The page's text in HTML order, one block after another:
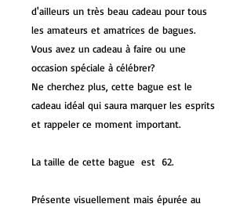
d'ailleurs un très beau cadeau pour tous
les amateurs et amatrices de bagues.
Vous avez un cadeau à faire ou une
occasion spéciale à célébrer?
Ne cherchez plus, cette bague est le
cadeau idéal qui saura marquer les esprits
et rappeler ce moment important.
La taille de cette bague est 62.
Présente visuellement mais épurée au